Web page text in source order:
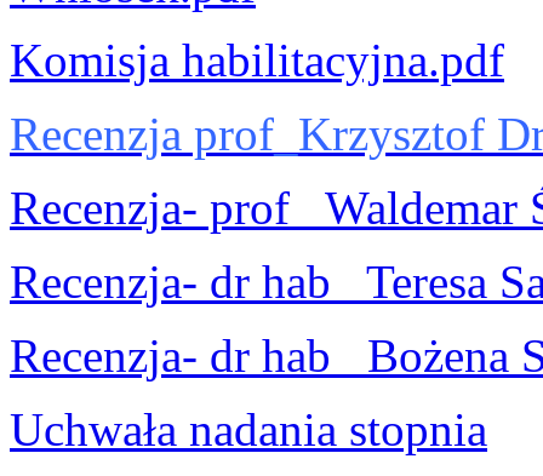
Komisja habilitacyjna.pdf
Recenzja prof_Krzysztof
Recenzja- prof_ Waldemar
Recenzja- dr hab_ Teresa
Recenzja- dr hab_ Bożena
Uchwała nadania stopnia